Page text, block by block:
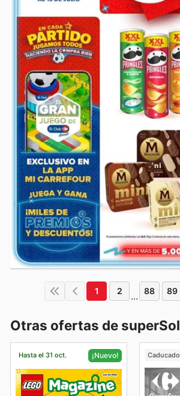
1 2 ... 88 89
Otras ofertas de superSol
Hasta el 31 oct. ¡Nuevo! Caducado